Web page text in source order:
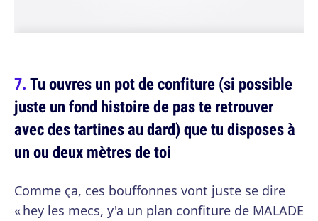
Tu ouvres un pot de confiture (si possible
juste un fond histoire de pas te retrouver
avec des tartines au dard) que tu disposes à
un ou deux mètres de toi
Comme ça, ces bouffonnes vont juste se dire
« hey les mecs, y'a un plan confiture de MALADE